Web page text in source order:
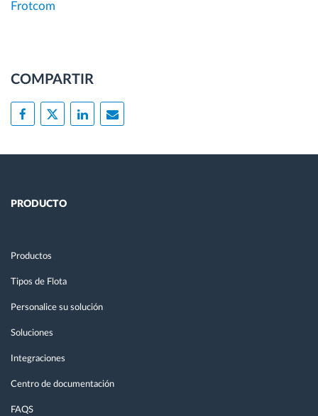
Frotcom
COMPARTIR
PRODUCTO
Productos
Tipos de Flota
Personalice su solución
Soluciones
Integraciones
Centro de documentación
FAQS